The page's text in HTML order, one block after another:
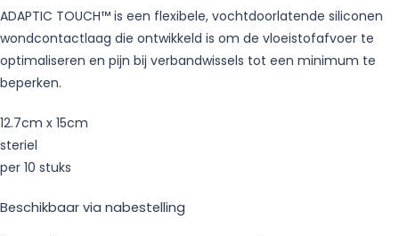
ADAPTIC TOUCH™ is een flexibele, vochtdoorlatende siliconen
wondcontactlaag die ontwikkeld is om de vloeistofafvoer te
optimaliseren en pijn bij verbandwissels tot een minimum te
beperken.
12.7cm x 15cm
steriel
per 10 stuks
Beschikbaar via nabestelling